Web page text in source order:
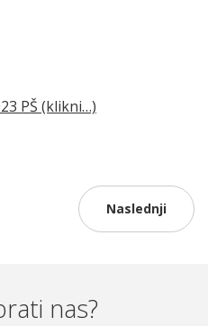
PŠ (klikni…)
Naslednji
nas?